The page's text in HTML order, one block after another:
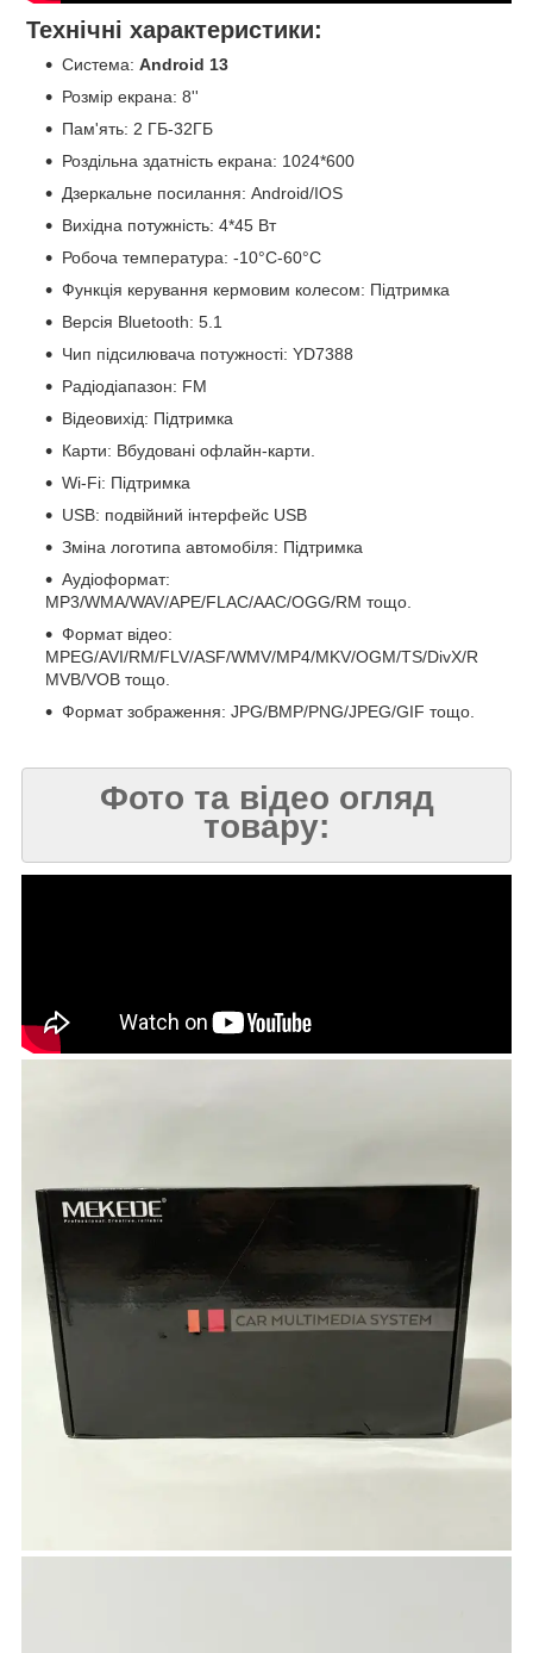
Технічні характеристики:
Система: Android 13
Розмір екрана: 8''
Пам'ять: 2 ГБ-32ГБ
Роздільна здатність екрана: 1024*600
Дзеркальне посилання: Android/IOS
Вихідна потужність: 4*45 Вт
Робоча температура: -10°C-60°C
Функція керування кермовим колесом: Підтримка
Версія Bluetooth: 5.1
Чип підсилювача потужності: YD7388
Радіодіапазон: FM
Відеовихід: Підтримка
Карти: Вбудовані офлайн-карти.
Wi-Fi: Підтримка
USB: подвійний інтерфейс USB
Зміна логотипа автомобіля: Підтримка
Аудіоформат:
MP3/WMA/WAV/APE/FLAC/AAC/OGG/RM тощо.
Формат відео:
MPEG/AVI/RM/FLV/ASF/WMV/MP4/MKV/OGM/TS/DivX/R
MVB/VOB тощо.
Формат зображення: JPG/BMP/PNG/JPEG/GIF тощо.
Фото та відео огляд
товару: